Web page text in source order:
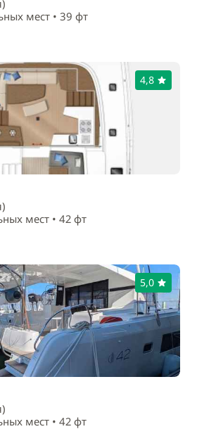
мест • 39 фт
4,8
мест • 42 фт
5,0
мест • 42 фт